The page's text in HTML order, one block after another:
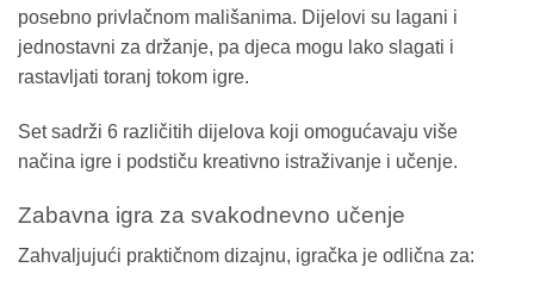
posebno privlačnom mališanima. Dijelovi su lagani i
jednostavni za držanje, pa djeca mogu lako slagati i
rastavljati toranj tokom igre.
Set sadrži 6 različitih dijelova koji omogućavaju više
načina igre i podstiču kreativno istraživanje i učenje.
Zabavna igra za svakodnevno učenje
Zahvaljujući praktičnom dizajnu, igračka je odlična za: